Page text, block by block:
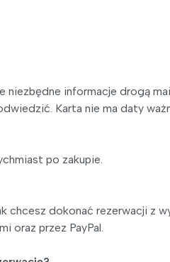
informacje drogą
Karta nie ma daty
po zakupie.
chcesz dokonać rezerwacji z
oraz przez PayPal.